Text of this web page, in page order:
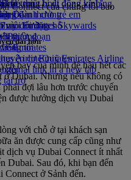
tôi
cơ Emirates
ngồi
trẻ em
dành cho trẻ em
trong hoạt động kinh
môi trường
trường
tôi
AirlineQuỹ Emirates Airline
link in a new tab
tài trợ
Dặm thưởng
vào Emirates Skywards
cho thiết bị di động và Ứng
đổi đặt chỗ
gián đoạn
Emirates
Connect của chúng tôi bao
dài hơn
bay của mình để hầu hết các
ở Dubai. Nhưng nếu không có
đợi lâu hơn trước chuyến
được hưởng dịch vụ Dubai
với chỗ ở tại khách sạn
ăn được cung cấp cũng như
dịch vụ Dubai Connect ít nhất
Dubai. Sau đó, khi bạn đến
Connect ở Sảnh đến.